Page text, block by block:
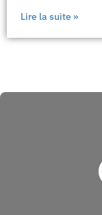
Lire la suite »